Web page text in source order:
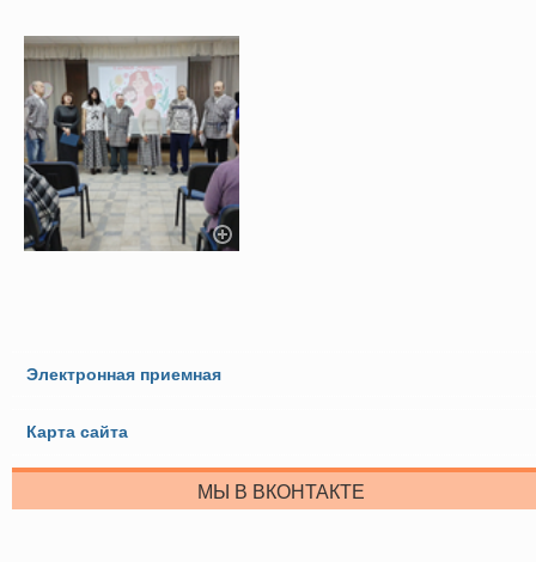
Электронная приемная
Карта сайта
МЫ В ВКОНТАКТЕ